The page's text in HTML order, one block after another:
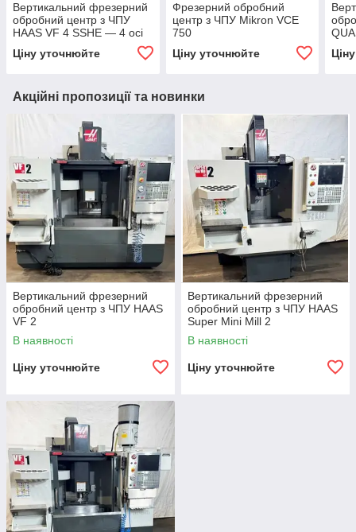
Вертикальний фрезерний
обробний центр з ЧПУ
HAAS VF 4 SSHE — 4 осі
Ціну уточнюйте
Фрезерний обробний
центр з ЧПУ Mikron VCE
750
Ціну уточнюйте
Акційні пропозиції та новинки
Вертикальний фрезерний
обробний центр з ЧПУ HAAS
VF 2
В наявності
Ціну уточнюйте
Вертикальний фрезерний
обробний центр з ЧПУ HAAS
Super Mini Mill 2
В наявності
Ціну уточнюйте